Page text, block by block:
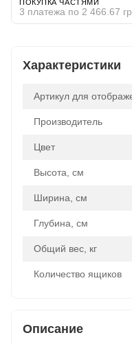
ПОКУПКА ЧАСТЯМИ
3 платежа по 2 466.67
Характеристики
Артикул для
Производитель
Цвет
Высота, см
Ширина, см
Глубина, см
Общий вес, кг
Количество ящиков
Описание